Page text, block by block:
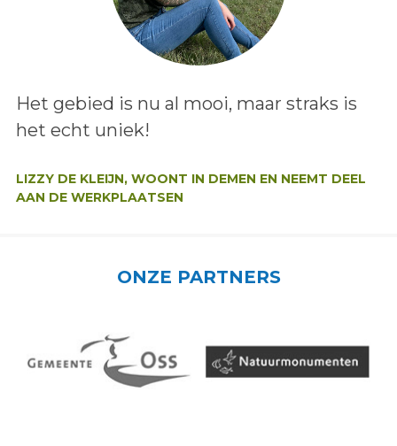
Lees het bericht:
Het gebied is nu al mooi, maar straks is
het echt uniek!
LIZZY DE KLEIJN, WOONT IN DEMEN EN NEEMT DEEL
AAN DE WERKPLAATSEN
ONZE PARTNERS